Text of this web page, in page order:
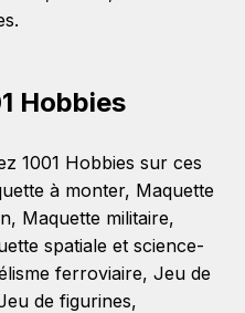
Hobbies
1001 Hobbies sur ces
à monter, Maquette
, Maquette militaire,
spatiale et science-
ferroviaire, Jeu de
de figurines,